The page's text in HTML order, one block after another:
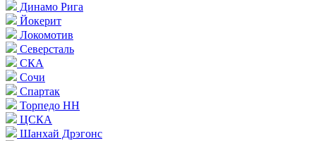
Динамо Рига
Йокерит
Локомотив
Северсталь
СКА
Сочи
Спартак
Торпедо НН
ЦСКА
Шанхай Дрэгонс